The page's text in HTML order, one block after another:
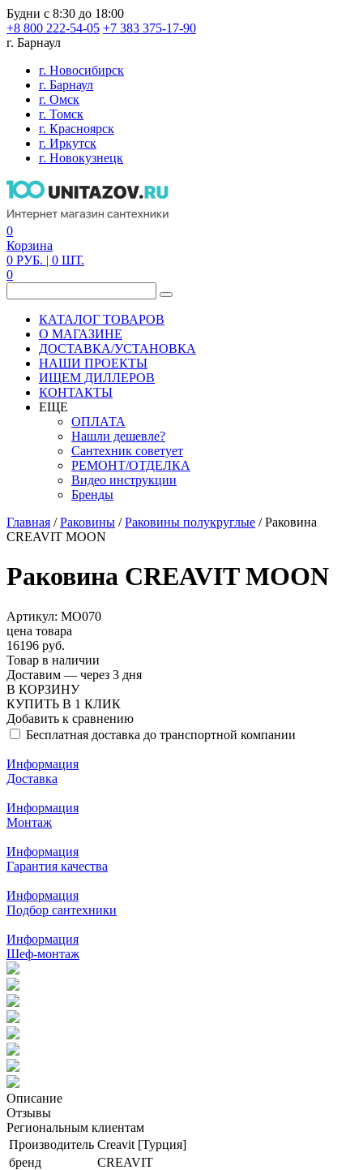
Будни с 8:30 до 18:00
+8 800 222-54-05 +7 383 375-17-90
г. Барнаул
г. Новосибирск
г. Барнаул
г. Омск
г. Томск
г. Красноярск
г. Иркутск
г. Новокузнецк
0
Корзина
0 РУБ. | 0 ШТ.
0
КАТАЛОГ ТОВАРОВ
О МАГАЗИНЕ
ДОСТАВКА/УСТАНОВКА
НАШИ ПРОЕКТЫ
ИЩЕМ ДИЛЛЕРОВ
КОНТАКТЫ
ЕЩЕ
ОПЛАТА
Нашли дешевле?
Сантехник советует
РЕМОНТ/ОТДЕЛКА
Видео инструкции
Бренды
Главная /Раковины /Раковины полукруглые /Раковина
CREAVIT MOON
Раковина CREAVIT MOON
Артикул: MO070
цена товара
16196 руб.
Товар в наличии
Доставим — через 3 дня
В КОРЗИНУ
КУПИТЬ В 1 КЛИК
Добавить к сравнению
Бесплатная доставка до транспортной компании
Информация
Доставка
Информация
Монтаж
Информация
Гарантия качества
Информация
Подбор сантехники
Информация
Шеф-монтаж
Описание
Отзывы
Региональным клиентам
Производитель Creavit [Турция]
бренд
CREAVIT